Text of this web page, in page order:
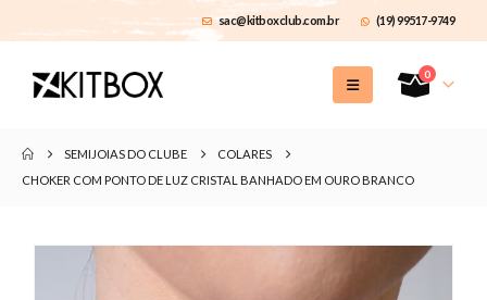
sac@kitboxclub.com.br (19) 99517-9749
0
SEMIJOIAS DO CLUBE
COLARES
CHOKER COM PONTO DE LUZ CRISTAL BANHADO EM OURO BRANCO